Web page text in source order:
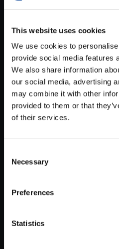
This website uses cookies
We use cookies to
provide social media features
We also share information
our social media, advertising
may combine it with other
provided to them or that
of their services.
Selection
Necessary
Preferences
Statistics
※ご購入いただいたファイルのダ
【単曲
フェク
150円